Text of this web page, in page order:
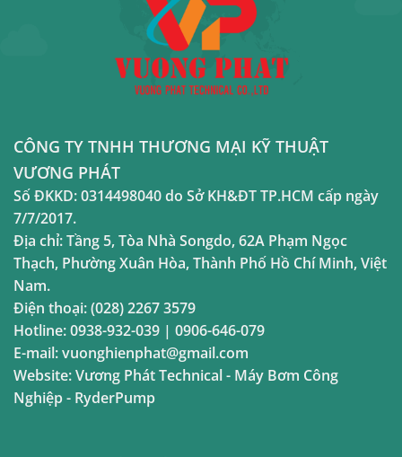
CÔNG TY TNHH THƯƠNG MẠI KỸ THUẬT
VƯƠNG PHÁT
Số ĐKKD:0314498040do Sở KH&ĐT TP.HCM cấp ngày
7/7/2017.
Địa chỉ:Tầng 5, Tòa Nhà Songdo, 62A Phạm Ngọc
Thạch, Phường Xuân Hòa, Thành Phố Hồ Chí Minh, Việt
Nam.
Điện thoại:(028) 2267 3579
Hotline:0938-932-039 | 0906-646-079
E-mail:vuonghienphat@gmail.com
Website:Vương Phát Technical- Máy Bơm Công
Nghiệp- RyderPump